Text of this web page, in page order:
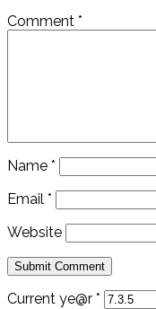
Comment *
Name *
Email *
Website
Current ye@r *